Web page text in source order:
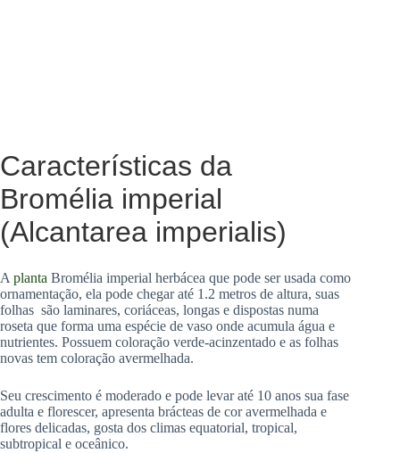
Características da
Bromélia imperial
(Alcantarea imperialis)
A planta Bromélia imperial herbácea que pode ser usada como
ornamentação, ela pode chegar até 1.2 metros de altura, suas
folhas são laminares, coriáceas, longas e dispostas numa
roseta que forma uma espécie de vaso onde acumula água e
nutrientes. Possuem coloração verde-acinzentado e as folhas
novas tem coloração avermelhada.
Seu crescimento é moderado e pode levar até 10 anos sua fase
adulta e florescer, apresenta brácteas de cor avermelhada e
flores delicadas, gosta dos climas equatorial, tropical,
subtropical e oceânico.